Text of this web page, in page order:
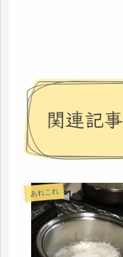
関連記事
あれこれ